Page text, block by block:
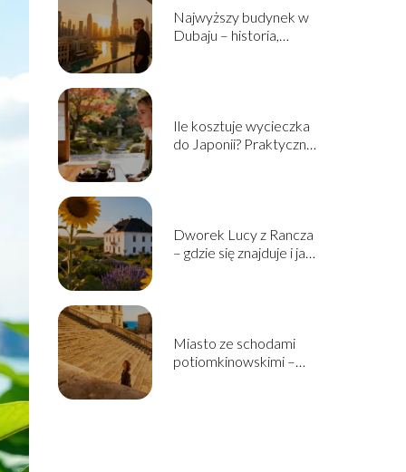
Najwyższy budynek w
Dubaju – historia,
Ile kosztuje wycieczka
do Japonii? Praktyczny
Dworek Lucy z Rancza
– gdzie się znajduje i jak
Miasto ze schodami
potiomkinowskimi –